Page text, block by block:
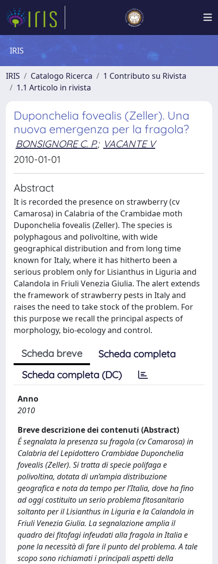
IRIS
IRIS Catalogo Ricerca
1 Contributo su Rivista
1.1 Articolo in rivista
Duponchelia fovealis (Zeller). Una
nuova emergenza per la fragola?
BONSIGNORE C. P.; VACANTE V
2010-01-01
Abstract
It is recorded the presence on strawberry (cv
Camarosa) in Calabria of the Crambidae moth
Duponchelia fovealis (Zeller). The species is
polyphagous and polivoltine, with wide
geographical distribution and from long time
known for Italy, where it has hitherto been a
serious problem only for Lisianthus in Liguria and
Calandola in Friuli Venezia Giulia. The alert extends
the framework of strawberry pests in Italy and
raises the need to take stock of the problem. For
this purpose we recall the principal aspects of
morphology, bio-ecology and control.
Scheda breve
Scheda completa
Scheda completa (DC)
Anno
2010
Breve descrizione dei contenuti (Abstract)
É segnalata la presenza su fragola (cv Camarosa) in
Calabria del Lepidottero Crambidae Duponchelia
fovealis (Zeller). Si tratta di specie polifaga e
polivoltina, dotata di un’ampia distribuzione
geografica e nota da tempo per l’Italia, dove ha fino
ad oggi costituito un serio problema fitosanitario
soltanto per il Lisianthus in Liguria e la Calandola in
Friuli Venezia Giulia. La segnalazione amplia il
quadro dei fitofagi infeudati alla fragola in Italia e
pone la necessità di fare il punto del problema. A tale
scopo sono richiamati i principali aspetti della